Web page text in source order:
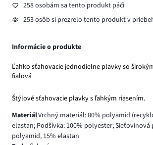
258 osobám sa tento produkt páči
253 osôb si prezrelo tento produkt v
Informácie o produkte
Ľahko sťahovacie jednodielne plavky so
fialová
Štýlové sťahovacie plavky s ľahkým riasením.
MateriálVrchný materiál: 80% polyamid
elastan; Podšívka: 100% polyester; Sieťovinová
polyamid, 15% elastan